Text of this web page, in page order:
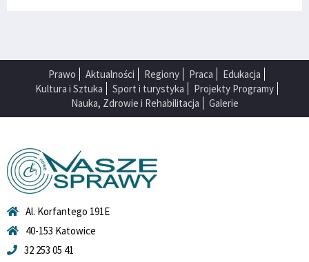
Prawo Aktualności Regiony Praca
Edukacja
Kultura i Sztuka
Sport i turystyka
Projekty Programy
Nauka, Zdrowie i Rehabilitacja
Galerie
Al. Korfantego 191E
40-153 Katowice
32 253 05 41